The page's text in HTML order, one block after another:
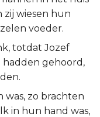
zij wiesen hun
voeder.
totdat Jozef
hadden gehoord,
was, zo brachten
in hun hand was,